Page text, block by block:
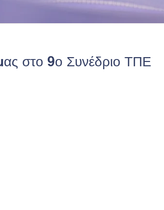
στο 9ο Συνέδριο ΤΠΕ